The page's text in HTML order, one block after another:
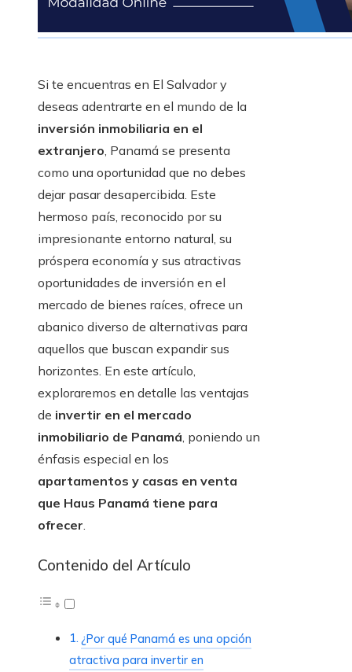
Si te encuentras en El Salvador y
deseas adentrarte en el mundo de la
inversión inmobiliaria en el
extranjero, Panamá se presenta
como una oportunidad que no debes
dejar pasar desapercibida. Este
hermoso país, reconocido por su
impresionante entorno natural, su
próspera economía y sus atractivas
oportunidades de inversión en el
mercado de bienes raíces, ofrece un
abanico diverso de alternativas para
aquellos que buscan expandir sus
horizontes. En este artículo,
exploraremos en detalle las ventajas
de invertir en el mercado
inmobiliario de Panamá, poniendo un
énfasis especial en los
apartamentos y casas en venta
que Haus Panamá tiene para
ofrecer.
Contenido del Artículo
¿Por qué Panamá es una opción
atractiva para invertir en